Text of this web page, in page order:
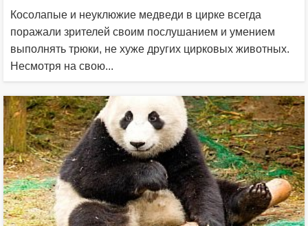
Косолапые и неуклюжие медведи в цирке всегда
поражали зрителей своим послушанием и умением
выполнять трюки, не хуже других цирковых животных.
Несмотря на свою...